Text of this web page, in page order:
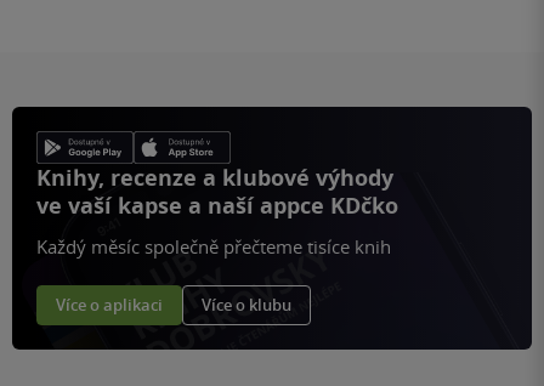
Knihy, recenze a klubové výhody
ve vaší kapse a naší appce KDčko
Každý měsíc společně přečteme tisíce knih
Více o aplikaci Více o klubu